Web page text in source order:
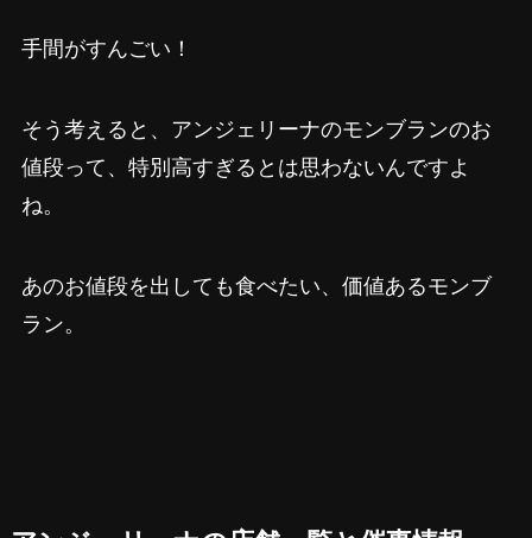
手間がすんごい！
そう考えると、アンジェリーナのモンブランのお
値段って、特別高すぎるとは思わないんですよ
ね。
あのお値段を出しても食べたい、価値あるモンブ
ラン。